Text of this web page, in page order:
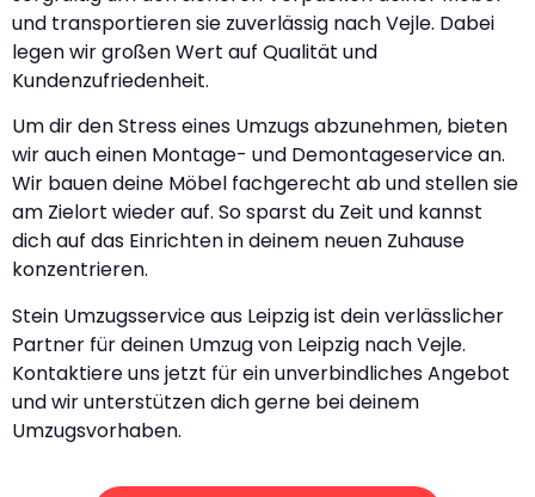
und transportieren sie zuverlässig nach Vejle. Dabei
legen wir großen Wert auf Qualität und
Kundenzufriedenheit.
Um dir den Stress eines Umzugs abzunehmen, bieten
wir auch einen Montage- und Demontageservice an.
Wir bauen deine Möbel fachgerecht ab und stellen sie
am Zielort wieder auf. So sparst du Zeit und kannst
dich auf das Einrichten in deinem neuen Zuhause
konzentrieren.
Stein Umzugsservice aus Leipzig ist dein verlässlicher
Partner für deinen Umzug von Leipzig nach Vejle.
Kontaktiere uns jetzt für ein unverbindliches Angebot
und wir unterstützen dich gerne bei deinem
Umzugsvorhaben.